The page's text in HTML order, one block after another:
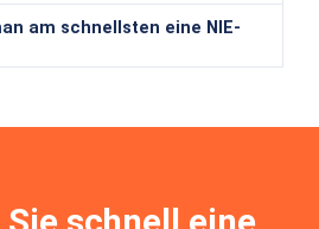
am schnellsten eine NIE-